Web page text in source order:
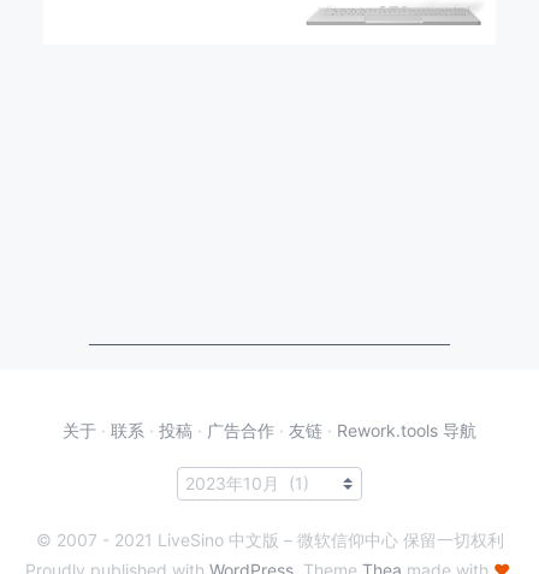
关于 · 联系 · 投稿 · 广告合作 · 友链 · Rework.tools 导航
© 2007 - 2021 LiveSino 中文版 – 微软信仰中心 保留一切权利
Proudly published with WordPress. Theme Thea made with ♥.